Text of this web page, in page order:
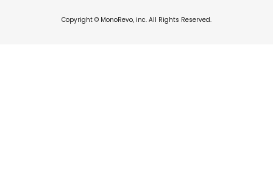
Copyright © MonoRevo, inc. All Rights Reserved.